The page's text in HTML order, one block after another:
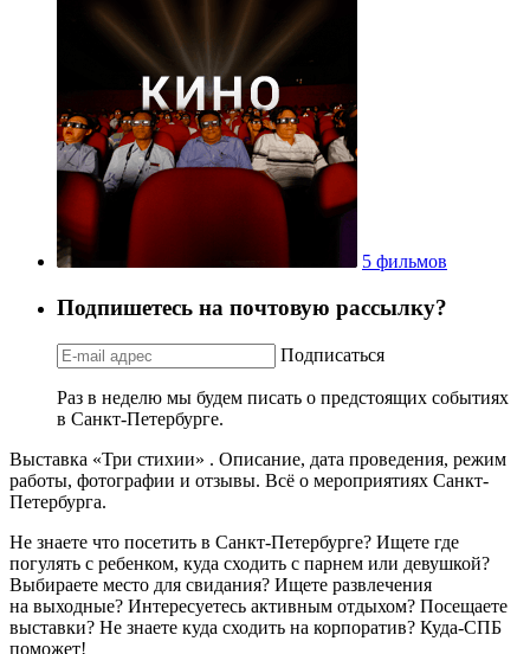
5 фильмов
Подпишетесь на почтовую рассылку?
Подписаться
Раз в неделю мы будем писать о предстоящих событиях
в Санкт-Петербурге.
Выставка «Три стихии» . Описание, дата проведения, режим
работы, фотографии и отзывы. Всё о мероприятиях Санкт-
Петербурга.
Не знаете что посетить в Санкт-Петербурге? Ищете где
погулять с ребенком, куда сходить с парнем или девушкой?
Выбираете место для свидания? Ищете развлечения
на выходные? Интересуетесь активным отдыхом? Посещаете
выставки? Не знаете куда сходить на корпоратив? Куда-СПБ
поможет!